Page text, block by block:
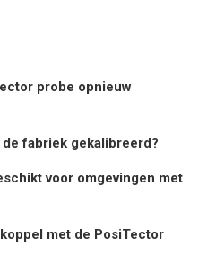
probe opnieuw
fabriek gekalibreerd?
voor omgevingen met
met de PosiTector